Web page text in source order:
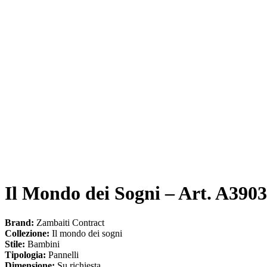
Il Mondo dei Sogni – Art.
Brand: Zambaiti Contract
Collezione: Il mondo dei sogni
Stile: Bambini
Tipologia: Pannelli